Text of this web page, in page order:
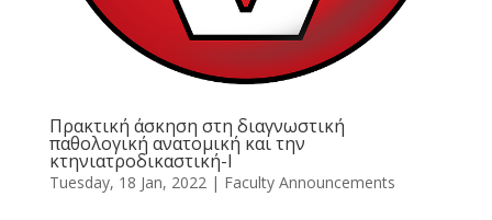
Πρακτική άσκηση στη διαγνωστική
παθολογική ανατομική και την
κτηνιατροδικαστική-Ι
Tuesday, 18 Jan, 2022 | Faculty Announcements